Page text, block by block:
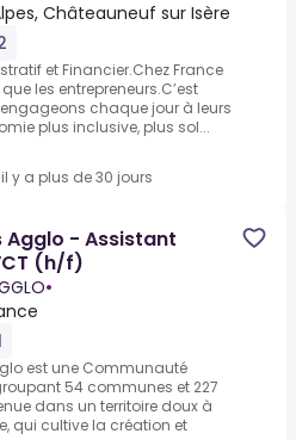
Châteauneuf sur Isère
et Financier.Chez France
les entrepreneurs.C’est
chaque jour à leurs
plus inclusive, plus sol...
y a plus de 30 jours
Agglo - Assistant
(h/f)
•
est une Communauté
54 communes et 227
dans un territoire doux à
qui cultive la création et